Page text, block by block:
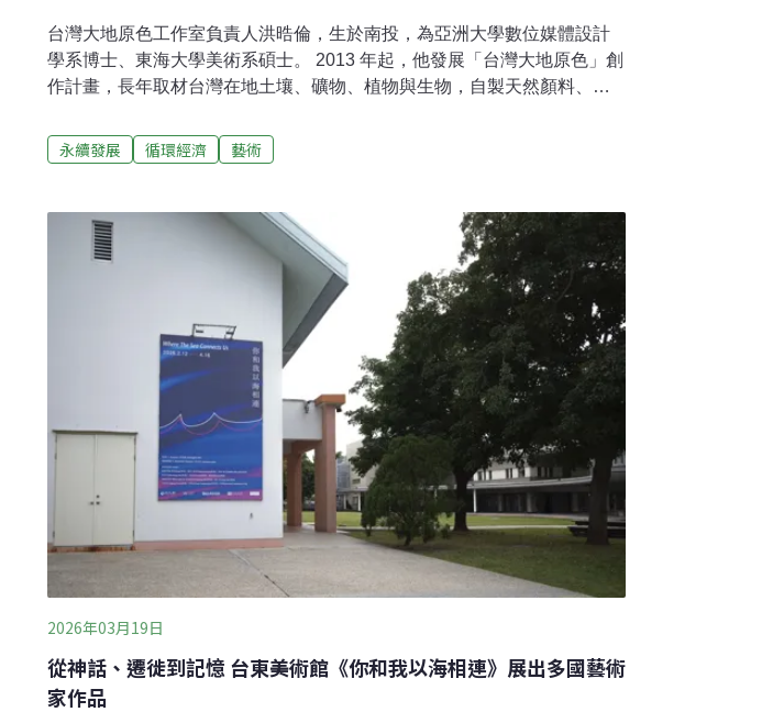
台灣大地原色工作室負責人洪晧倫，生於南投，為亞洲大學數位媒體設計
學系博士、東海大學美術系碩士。 2013 年起，他發展「台灣大地原色」創
作計畫，長年取材台灣在地土壤、礦物、植物與生物，自製天然顏料、紙
融合古典繪畫工序、手工造紙與在地媒材研究，作品不僅呈現獨特的台灣
色譜，也回應人與自然的連結。曾獲玉山美術獎油畫首獎、全國油畫展優
在化學顏料早已普及的當代，洪晧倫卻選擇回到更古老也更艱難的路：親
自走進土地，向礦石、泥土與植物借色，再以雙手研磨、篩濾、調製，讓
顏料重新帶著地方的質地與時間的痕跡進入畫布。對他而言，創作不只是
描繪自然，而是從材料開始，重新學習如何與土地建立關係。當顏色不再
只是商品，而成為來自台灣山川草木的具體存在，藝術也因此成了一種貼
永續發展 循環經濟 藝術
2026年03月19日
從神話、遷徙到記憶 台東美術館《你和我以海相連》展出多國藝術
家作品